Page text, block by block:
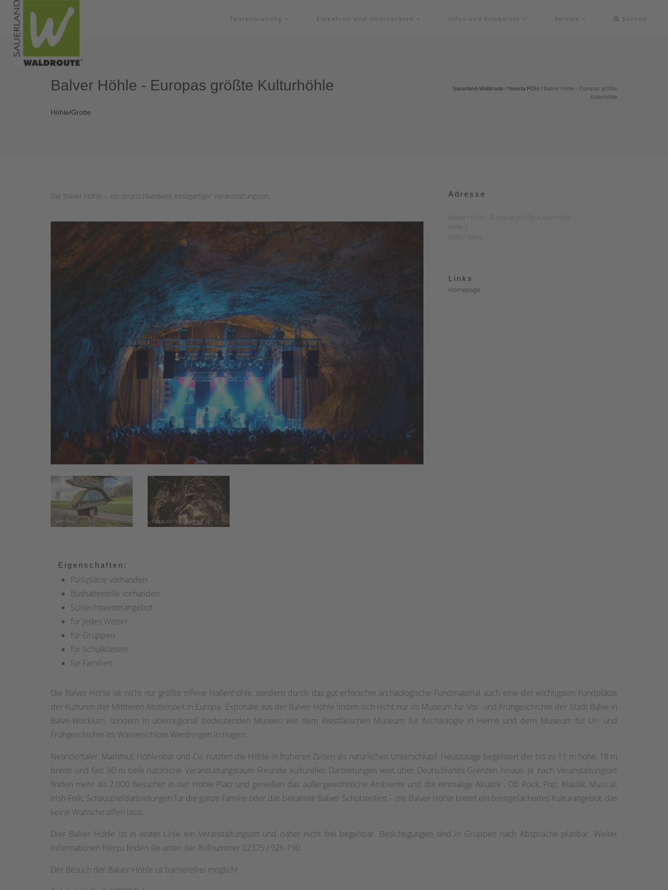
Tourenplanung Einkehren und Übernachten Infos und Erlebnisse Service Suchen
Balver Höhle - Europas größte Kulturhöhle
Höhle/Grotte
Sauerland-Waldroute / Neusta POIs / Balver Höhle - Europas größte
Kulturhöhle
Die Balver Höhle – ein deutschlandweit einzigartiger Veranstaltungsort. Adresse
Balver Höhle - Europas größte Kulturhöhle
Helle 2
58802 Balve
Links
Homepage
Eigenschaften:
Parkplätze vorhanden
Bushaltestelle vorhanden
Schlechtwetterangebot
für jedes Wetter
für Gruppen
für Schulklassen
für Familien
Die Balver Höhle ist nicht nur größte offene Hallenhöhle, sondern durch das gut erforschte archäologische Fundmaterial auch eine der wichtigsten Fundplätze
der Kulturen der Mittleren Altsteinzeit in Europa. Exponate aus der Balver Höhle finden sich nicht nur im Museum für Vor- und Frühgeschichte der Stadt Balve in
Balve-Wocklum, sondern in überregional bedeutenden Museen wie dem Westfälischen Museum für Archäologie in Herne und dem Museum für Ur- und
Frühgeschichte im Wasserschloss Werdringen in Hagen.
Neandertaler, Mammut, Höhlenbär und Co. nutzten die Höhle in früheren Zeiten als natürlichen Unterschlupf. Heutzutage begeistert der bis zu 11 m hohe, 18 m
breite und fast 90 m tiefe natürliche Veranstaltungsraum Freunde kultureller Darbietungen weit über Deutschlands Grenzen hinaus. Je nach Veranstaltungsart
finden mehr als 2.000 Besucher in der Höhle Platz und genießen das außergewöhnliche Ambiente und die einmalige Akustik . Ob Rock, Pop, Klassik, Musical,
Irish-Folk, Schauspieldarbietungen für die ganze Familie oder das bekannte Balver Schützenfest – die Balver Höhle bietet ein breitgefächertes Kulturangebot, das
keine Wünsche offen lässt.
Dier Balver Höhle ist in erster Linie ein Veranstaltungsort und daher nicht frei begehbar. Besichtigungen sind in Gruppen nach Absprache planbar. Weiter
Informationen hierzu finden sie unter der Rufnummer 02375 / 926-190.
Der Besuch der Balver Höhle ist barrierefrei möglich!